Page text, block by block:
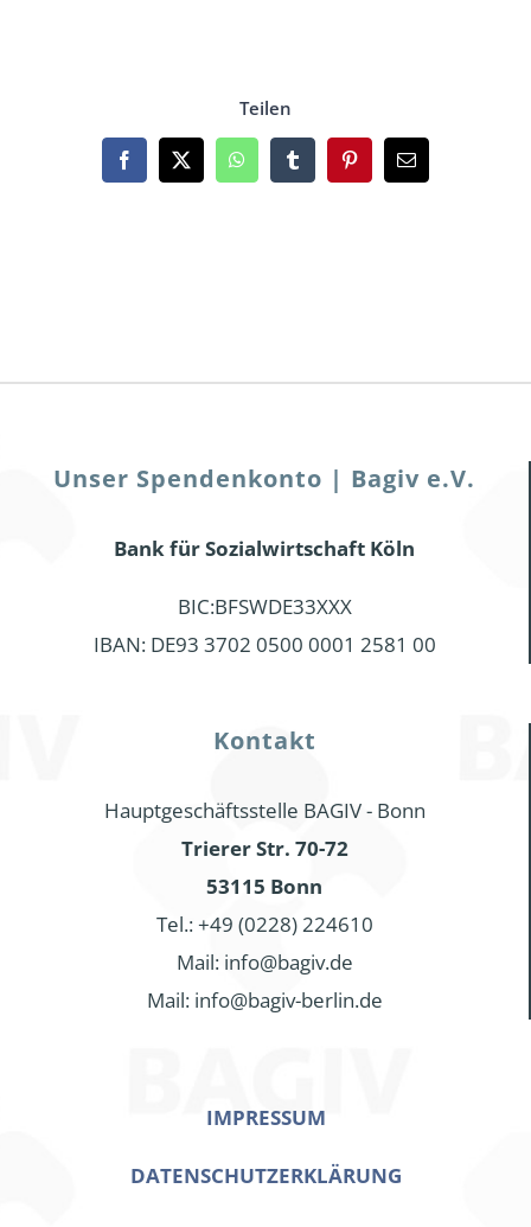
Teilen
Facebook
X WhatsAppTumblrPinterestEmail
Unser Spendenkonto | Bagiv e.V.
Bank für Sozialwirtschaft Köln
BIC:BFSWDE33XXX
IBAN: DE93 3702 0500 0001 2581 00
Kontakt
Hauptgeschäftsstelle BAGIV - Bonn
Trierer Str. 70-72
53115 Bonn
Tel.: +49 (0228) 224610
Mail: info@bagiv.de
Mail: info@bagiv-berlin.de
IMPRESSUM
DATENSCHUTZERKLÄRUNG